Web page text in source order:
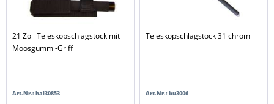
21 Zoll Teleskopschlagstock mit
Moosgummi-Griff
Art.Nr.: hal30853
Teleskopschlagstock 31 chrom
Art.Nr.: bu3006